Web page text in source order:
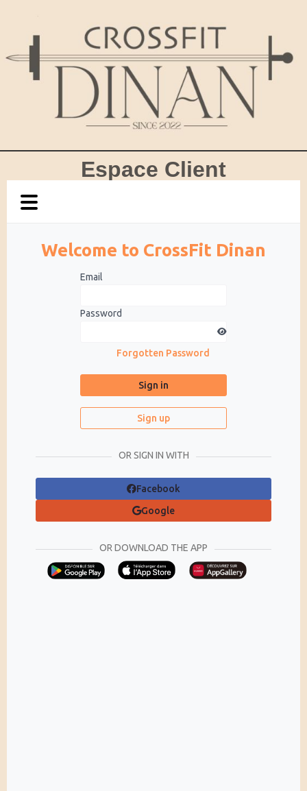
Espace Client